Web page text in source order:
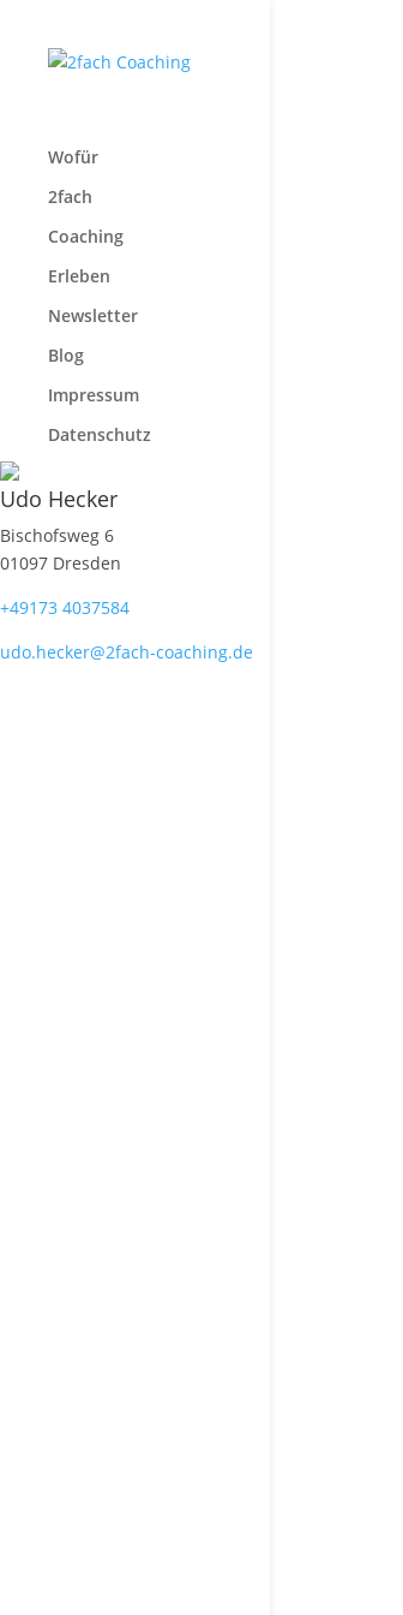
Wofür
2fach
Coaching
Erleben
Newsletter
Blog
Impressum
Datenschutz
Udo Hecker
Bischofsweg 6
01097 Dresden
+49173 4037584
udo.hecker@2fach-coaching.de